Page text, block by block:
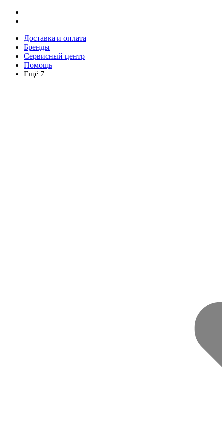
Доставка и оплата
Бренды
Сервисный центр
Помощь
Ещё 7